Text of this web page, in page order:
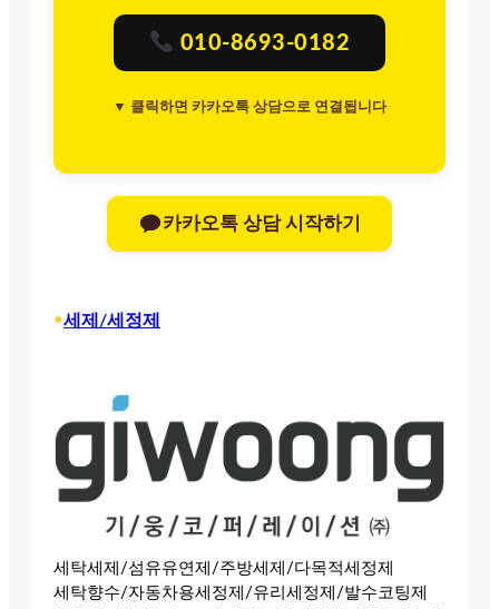
010-8693-0182
▼ 클릭하면 카카오톡 상담으로 연결됩니다
카카오톡 상담 시작하기
•세제/세정제
세탁세제/섬유유연제/주방세제/다목적세정제
세탁향수/자동차용세정제/유리세정제/발수코팅제